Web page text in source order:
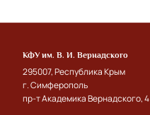
КФУ им. В. И. Вернадского
295007, Республика Крым
г. Симферополь
пр-т Академика Вернадского, 4